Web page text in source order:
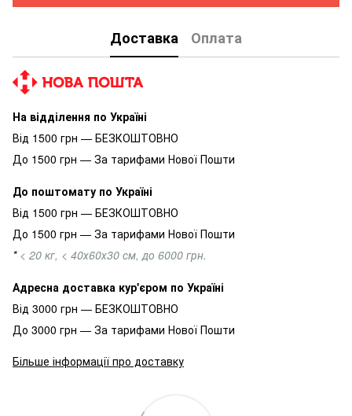
Доставка Оплата
На відділення по Україні
Від 1500 грн — БЕЗКОШТОВНО
До 1500 грн — За тарифами Нової Пошти
До поштомату по Україні
Від 1500 грн — БЕЗКОШТОВНО
До 1500 грн — За тарифами Нової Пошти
* < 20 кг, < 40х60х30 см, до 6000 грн.
Адресна доставка кур'єром по Україні
Від 3000 грн — БЕЗКОШТОВНО
До 3000 грн — За тарифами Нової Пошти
Більше інформації про доставку